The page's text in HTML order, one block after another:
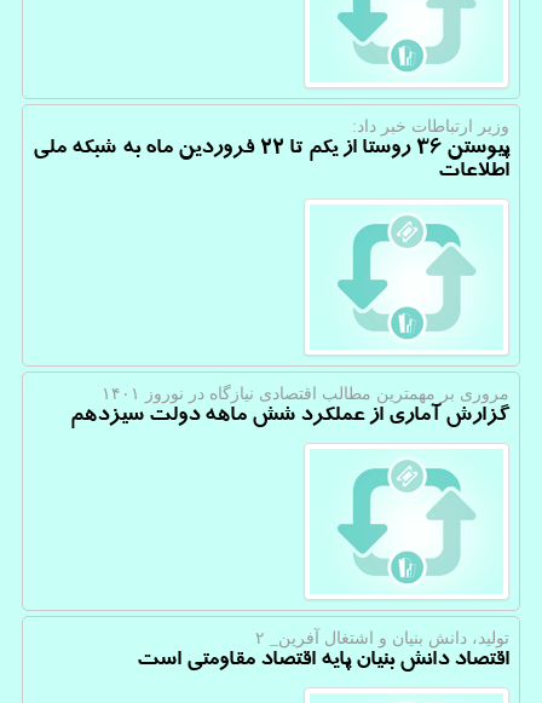
وزیر ارتباطات خبر داد:
پیوستن ۳۶ روستا از یکم تا ۲۲ فروردین ماه به شبکه ملی
اطلاعات
مروری بر مهمترین مطالب اقتصادی نیازگاه در نوروز ۱۴۰۱
گزارش آماری از عملکرد شش ماهه دولت سیزدهم
تولید، دانش بنیان و اشتغال آفرین_ ۲
اقتصاد دانش بنیان پایه اقتصاد مقاومتی است